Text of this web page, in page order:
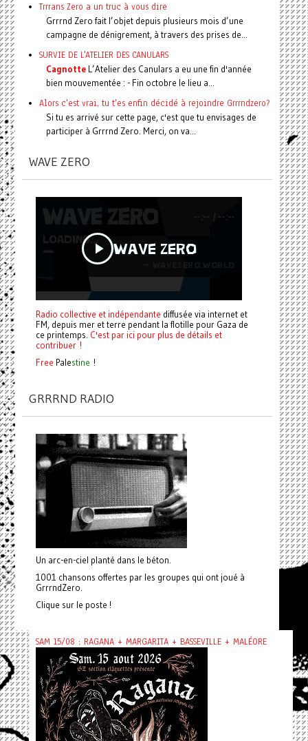
Trrrans Zero a un truc à vous dire
Grrrnd Zero fait l’objet depuis plusieurs mois d’une
campagne de dénigrement, à travers des prises de...
SURVIE DE L'ATELIER DES CANULARS
CagnotteL’Atelier des Canulars a eu une fin d'année
bien mouvementée : - Fin octobre le lieu a...
Alors c'est vrai, tu t'es enfin décidé à rejoindre Grrrndzero?
Si tu es arrivé sur cette page, c'est que tu envisages de
participer à Grrrnd Zero. Merci, on va...
WAVE ZERO
Radio collective et indépendante diffusée via internet et
FM, depuis mer et terre pendant la flotille pour Gaza de
ce printemps. C'est par ici pour plus de détails et
contribuer !
Free Palestine !
GRRRND RADIO
Un arc-en-ciel planté dans le béton.
1001 chansons offertes par les groupes qui ont joué à
GrrrndZero.
Clique sur le poste !
SAM 15/08 : RAGANA + MARGARITA + BASSEVILLE + MALÉORE